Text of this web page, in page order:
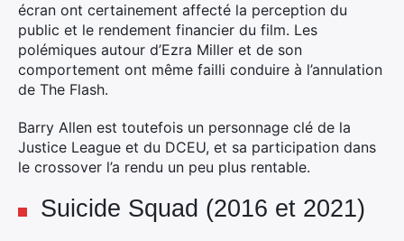
écran ont certainement affecté la perception du
public et le rendement financier du film. Les
polémiques autour d’Ezra Miller et de son
comportement ont même failli conduire à l’annulation
de The Flash.
Barry Allen est toutefois un personnage clé de la
Justice League et du DCEU, et sa participation dans
le crossover l’a rendu un peu plus rentable.
Suicide Squad (2016 et 2021)